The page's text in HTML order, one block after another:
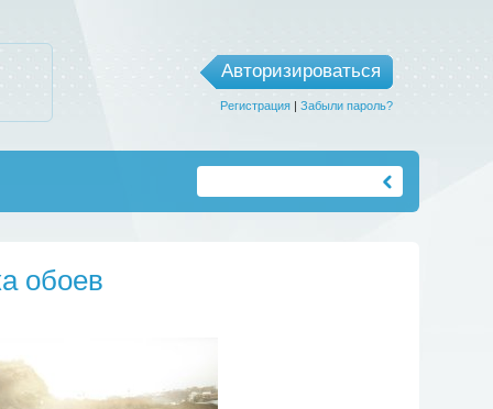
Авторизироваться
Регистрация| Забыли пароль?
обоев